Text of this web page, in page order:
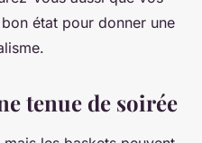
état pour donner une
tenue de soirée